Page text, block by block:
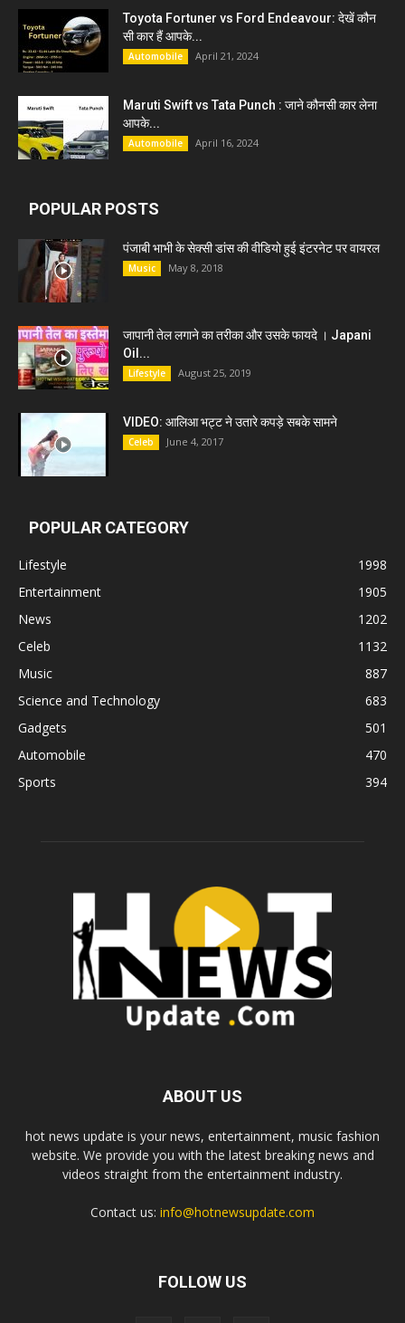
Toyota Fortuner vs Ford Endeavour: देखें कौन
सी कार हैं आपके...
Automobile April 21, 2024
Maruti Swift vs Tata Punch : जाने कौनसी कार लेना
आपके...
Automobile April 16, 2024
POPULAR POSTS
पंजाबी भाभी के सेक्सी डांस की वीडियो हुई इंटरनेट पर वायरल
Music May 8, 2018
जापानी तेल लगाने का तरीका और उसके फायदे । Japani
Oil...
Lifestyle August 25, 2019
VIDEO: आलिआ भट्ट ने उतारे कपड़े सबके सामने
Celeb June 4, 2017
POPULAR CATEGORY
Lifestyle
1998
Entertainment
1905
News
1202
Celeb
1132
Music
887
Science and Technology
683
Gadgets
501
Automobile
470
Sports
394
ABOUT US
hot news update is your news, entertainment, music fashion
website. We provide you with the latest breaking news and
videos straight from the entertainment industry.
Contact us: info@hotnewsupdate.com
FOLLOW US